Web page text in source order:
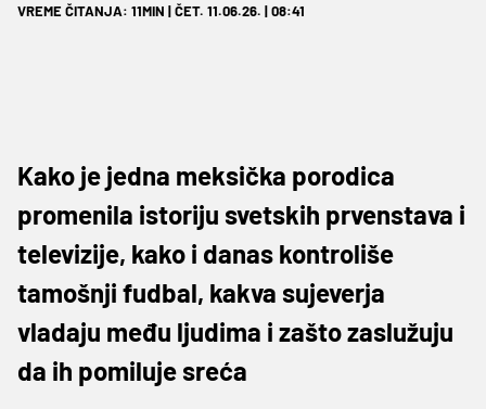
VREME ČITANJA: 11MIN | ČET. 11.06.26. | 08:41
Kako je jedna meksička porodica
promenila istoriju svetskih prvenstava i
televizije, kako i danas kontroliše
tamošnji fudbal, kakva sujeverja
vladaju među ljudima i zašto zaslužuju
da ih pomiluje sreća